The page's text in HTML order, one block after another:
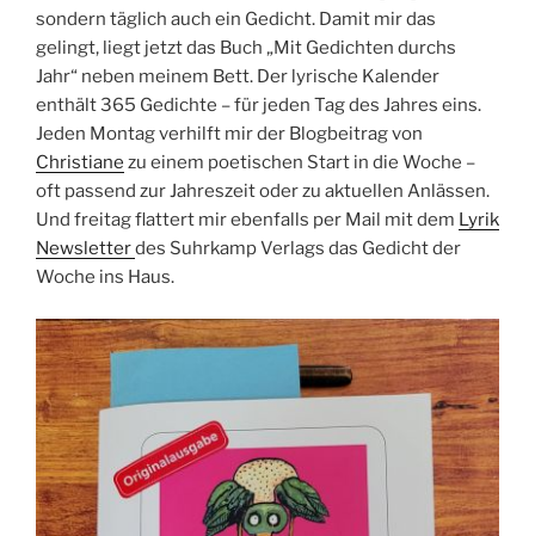
sondern täglich auch ein Gedicht. Damit mir das
gelingt, liegt jetzt das Buch „Mit Gedichten durchs
Jahr“ neben meinem Bett. Der lyrische Kalender
enthält 365 Gedichte – für jeden Tag des Jahres eins.
Jeden Montag verhilft mir der Blogbeitrag von
Christiane zu einem poetischen Start in die Woche –
oft passend zur Jahreszeit oder zu aktuellen Anlässen.
Und freitag flattert mir ebenfalls per Mail mit dem Lyrik
Newsletterdes Suhrkamp Verlags das Gedicht der
Woche ins Haus.